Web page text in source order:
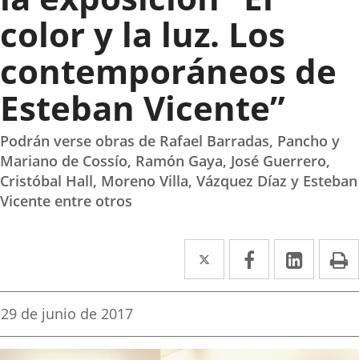
color y la luz. Los
contemporáneos de
Esteban Vicente”
Podrán verse obras de Rafael Barradas, Pancho y
Mariano de Cossío, Ramón Gaya, José Guerrero,
Cristóbal Hall, Moreno Villa, Vázquez Díaz y Esteban
Vicente entre otros
Twitter
Enlace
a
aplicación
Facebook
Enlace
a
aplicación
Enlace
a
Fecha
la
29 de junio de 2017